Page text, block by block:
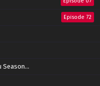
2 Episode 45 Subtitle
2 Episode 44
Episode 72
01-08 Batch